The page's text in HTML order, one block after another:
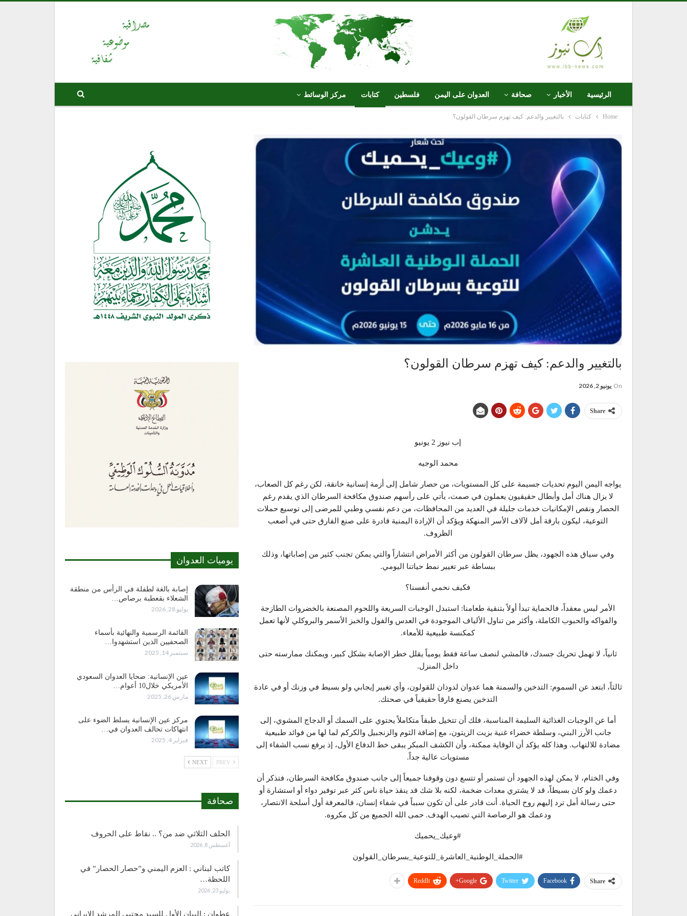
الرئيسية الأخبار صحافة العدوان على اليمن فلسطين كتابات مركز الوسائط
Home كتابات بالتغيير والدعم: كيف تهزم سرطان القولون؟
بالتغيير والدعم: كيف تهزم سرطان القولون؟
On يونيو 2, 2026
Share
إب نيوز 2 يونيو
محمد الوجيه
يواجه اليمن اليوم تحديات جسيمة على كل المستويات، من حصار شامل إلى أزمة إنسانية خانقة، لكن رغم كل الصعاب،
لا يزال هناك أمل وأبطال حقيقيون يعملون في صمت، يأتي على رأسهم صندوق مكافحة السرطان الذي يقدم رغم
الحصار ونقص الإمكانيات خدمات جليلة في العديد من المحافظات، من دعم نفسي وطبي للمرضى إلى توسيع حملات
التوعية، ليكون بارقة أمل لآلاف الأسر المنهكة ويؤكد أن الإرادة اليمنية قادرة على صنع الفارق حتى في أصعب
الظروف.
وفي سياق هذه الجهود، يظل سرطان القولون من أكثر الأمراض انتشاراً والتي يمكن تجنب كثير من إصاباتها، وذلك
ببساطة عبر تغيير نمط حياتنا اليومي.
فكيف نحمي أنفسنا؟
الأمر ليس معقداً، فالحماية تبدأ أولاً بتنقية طعامنا: استبدل الوجبات السريعة واللحوم المصنعة بالخضروات الطازجة
والفواكه والحبوب الكاملة، وأكثر من تناول الألياف الموجودة في العدس والفول والخبز الأسمر والبروكلي لأنها تعمل
كمكنسة طبيعية للأمعاء.
ثانياً، لا تهمل تحريك جسدك، فالمشي لنصف ساعة فقط يومياً يقلل خطر الإصابة بشكل كبير، ويمكنك ممارسته حتى
داخل المنزل.
ثالثاً، ابتعد عن السموم: التدخين والسمنة هما عدوان لدودان للقولون، وأي تغيير إيجابي ولو بسيط في وزنك أو في عادة
التدخين يصنع فارقاً حقيقياً في صحتك.
أما عن الوجبات الغذائية السليمة المناسبة، فلك أن تتخيل طبقاً متكاملاً يحتوي على السمك أو الدجاج المشوي، إلى
جانب الأرز البني، وسلطة خضراء غنية بزيت الزيتون، مع إضافة الثوم والزنجبيل والكركم لما لها من فوائد طبيعية
مضادة للالتهاب. وهذا كله يؤكد أن الوقاية ممكنة، وأن الكشف المبكر يبقى خط الدفاع الأول، إذ يرفع نسب الشفاء إلى
مستويات عالية جداً.
وفي الختام، لا يمكن لهذه الجهود أن تستمر أو تتسع دون وقوفنا جميعاً إلى جانب صندوق مكافحة السرطان، فتذكر أن
دعمك ولو كان بسيطاً، قد لا يشتري معدات ضخمة، لكنه بلا شك قد ينقذ حياة ناس كثر عبر توفير دواء أو استشارة أو
حتى رسالة أمل ترد إليهم روح الحياة. أنت قادر على أن تكون سبباً في شفاء إنسان، فالمعرفة أول أسلحة الانتصار،
ودعمك هو الرصاصة التي تصيب الهدف. حمى الله الجميع من كل مكروه.
#وعيك_يحميك
#الحملة_الوطنية_العاشرة_للتوعية_بسرطان_القولون
Share
Facebook
Twitter
Google+
ReddIt
يوميات العدوان
إصابة بالغة لطفلة في الرأس من منطقة
الشعلاء بقعطبة برصاص…
يوليو 28, 2026
القائمة الرسمية والنهائية بأسماء
الصحفيين الذين استشهدوا…
سبتمبر 14, 2025
عين الإنسانية: ضحايا العدوان السعودي
الأمريكي خلال10 أعوام…
مارس 26, 2025
مركز عين الإنسانية يسلط الضوء على
انتهاكات تحالف العدوان في…
فبراير 4, 2025
NEXT
صحافة
الحلف الثلاثي ضد من؟ .. نقاط على الحروف
أغسطس 8, 2026
كاتب لبناني : العزم اليمني و”حصار الحصار” في
اللحظة…
يوليو 23, 2026
عطوان : البيان الأول للسيد مجتبى المرشد الإيراني